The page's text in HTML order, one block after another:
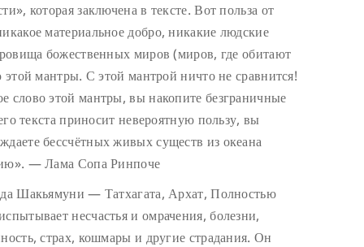
которая заключена в тексте. Вот польза от
материальное добро, никакие людские
божественных миров (миров, где обитают
мантры. С этой мантрой ничто не сравнится!
слово этой мантры, вы накопите безграничные
текста приносит невероятную пользу, вы
бессчётных живых существ из океана
— Лама Сопа Ринпоче
Шакьямуни — Татхагата, Архат, Полностью
несчастья и омрачения, болезни,
страх, кошмары и другие страдания. Он